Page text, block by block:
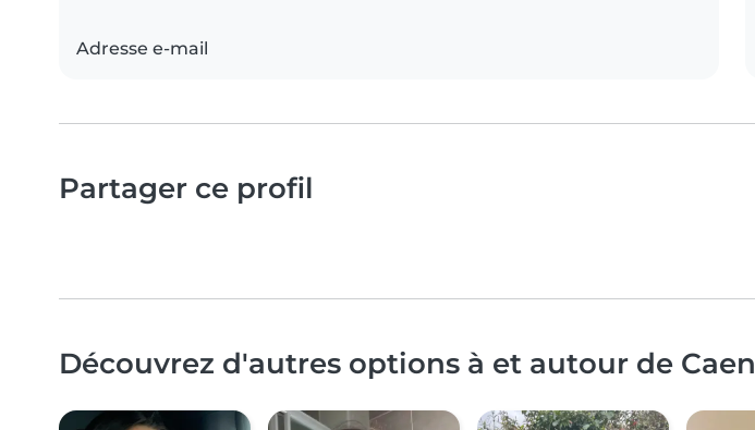
Adresse e-mail
Partager ce profil
Découvrez d'autres options à et autour de Caen